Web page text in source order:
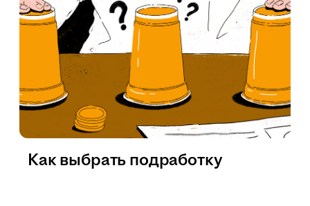
Как выбрать подработку